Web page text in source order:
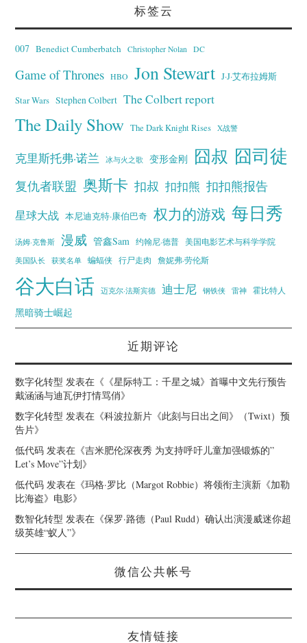
标签云
007 Benedict Cumberbatch Christopher Nolan DC
Game of Thrones HBO Jon Stewart J·J·艾布拉姆斯
Star Wars Stephen Colbert The Colbert report
The Daily Show The Dark Knight Rises X战警
克里斯托弗·诺兰 冰与火之歌 变形金刚 囧叔 囧司徒
复仇者联盟 奥斯卡 扣叔 扣扣熊 扣扣熊报告
星球大战 本尼迪克特·康伯巴奇 权力的游戏 每日秀
汤姆·克鲁斯 漫威 管鑫Sam 约翰尼·德普
美国电影艺术与科学学院
美国队长
获奖名单 蝙蝠侠 行尸走肉 詹妮弗·劳伦斯
谷大白话 迈克尔·法斯宾德 迪士尼 钢铁侠 雷神 霍比特人
黑暗骑士崛起
近期评论
数字化转型 发表在《 《星际特工：千星之城》首曝中文先行预告
戴涵涵与迪瓦伊打情骂俏》
数字化转型 发表在《科波拉新片《此刻与日出之间》（Twixt）预
告片》
低代码 发表在《吉米肥伦深夜秀 为支持呼吁儿童加强锻炼的”
Let’s Move”计划》
低代码 发表在《玛格·罗比（Margot Robbie）将领衔主演新《加勒
比海盗》电影》
数智化转型 发表在《保罗·路德（Paul Rudd）确认出演漫威迷你超
级英雄“蚁人”》
微信公共帐号
友情链接